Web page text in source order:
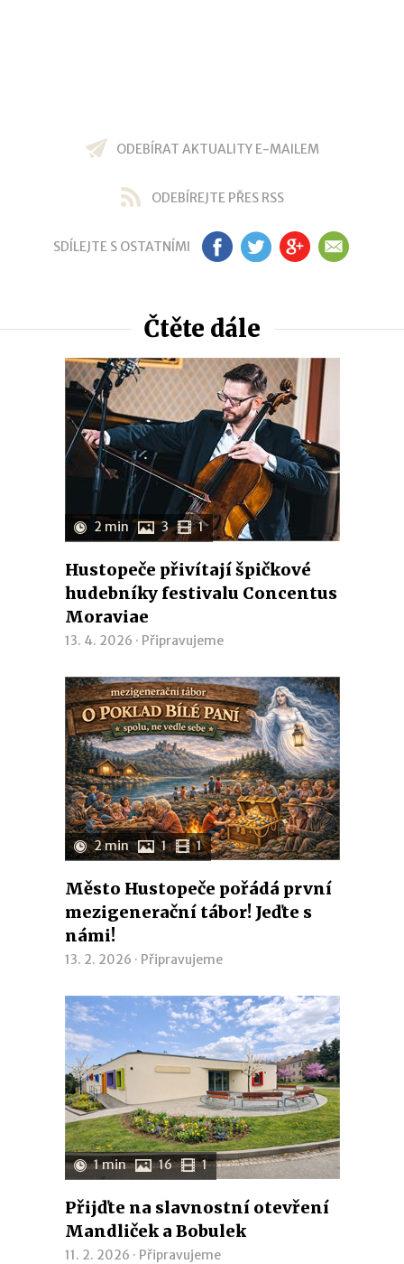
ODEBÍRAT AKTUALITY E-MAILEM
ODEBÍREJTE PŘES RSS
SDÍLEJTE S OSTATNÍMI FB TW GP EM
Čtěte dále
2 min 3 1
Hustopeče přivítají špičkové
hudebníky festivalu Concentus
Moraviae
13. 4. 2026 · Připravujeme
2 min 1 1
Město Hustopeče pořádá první
mezigenerační tábor! Jeďte s
námi!
13. 2. 2026 · Připravujeme
1 min 16 1
Přijďte na slavnostní otevření
Mandliček a Bobulek
11. 2. 2026 · Připravujeme